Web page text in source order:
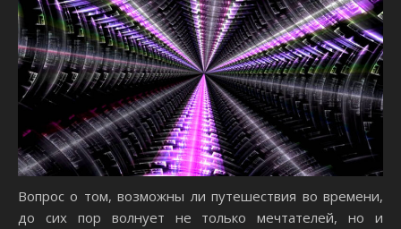
Вопрос о том, возможны ли путешествия во времени,
до сих пор волнует не только мечтателей, но и